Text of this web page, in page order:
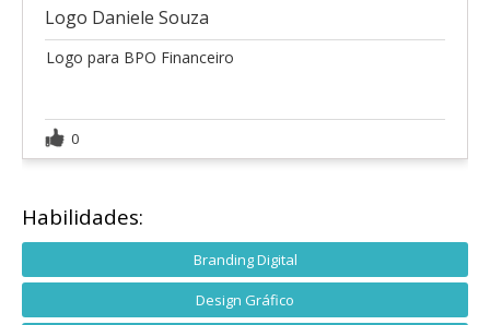
Logo Daniele Souza
Logo para BPO Financeiro
0
Habilidades:
Branding Digital
Design Gráfico